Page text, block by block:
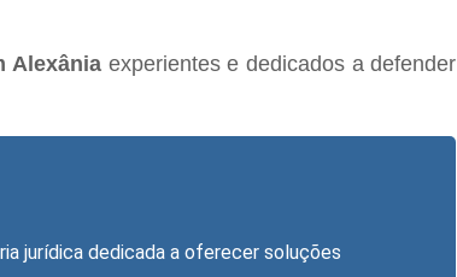
Alexâniaexperientes e dedicados a defender
jurídica dedicada a oferecer soluções